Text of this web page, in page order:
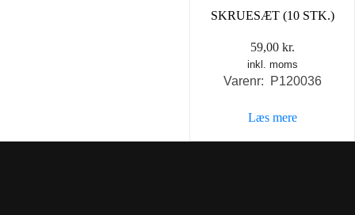
SKRUESÆT (10 STK.)
59,00 kr.
inkl. moms
Varenr: P120036
Læs mere